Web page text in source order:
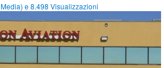
Media) e8.498 Visualizzazioni